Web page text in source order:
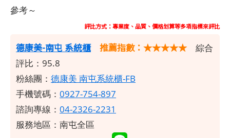
參考～
評比方式：專業度、品質、價格划算等多項指標來評比
德康美-南屯 系統櫃 推薦指數：★★★★★ 綜合
評比：95.8
粉絲團： 德康美 南屯系統櫃-FB
手機號碼： 0927-754-897
諮詢專線： 04-2326-2231
服務地區：南屯全區